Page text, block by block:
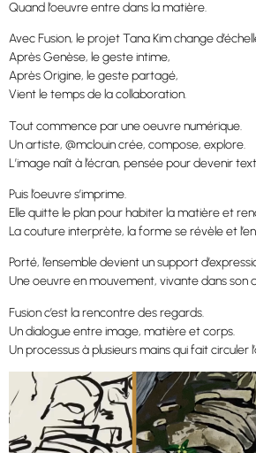
Quand l’oeuvre entre dans la matière.
Avec Fusion, le projet Tana Kim change
Après Genèse, le geste intime,
Après Origine, le geste partagé,
Vient le temps de la collaboration.
Tout commence par une oeuvre numérique.
Un artiste, @mclouin crée, compose, explore.
L’image naît à l’écran, pensée pour devenir
Puis l’oeuvre s’imprime.
Elle quitte le plan pour habiter la matière et
La couture interprète, la forme se révèle et
Porté, l’ensemble devient un support
Une oeuvre en mouvement, vivante dans son
Fusion c’est la rencontre des regards.
Un dialogue entre image, matière et corps.
Un processus à plusieurs mains qui fait circuler